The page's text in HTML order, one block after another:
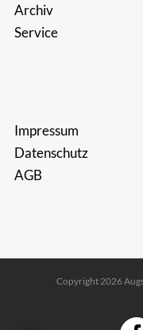
Archiv
Service
Impressum
Datenschutz
AGB
Copyright 2026